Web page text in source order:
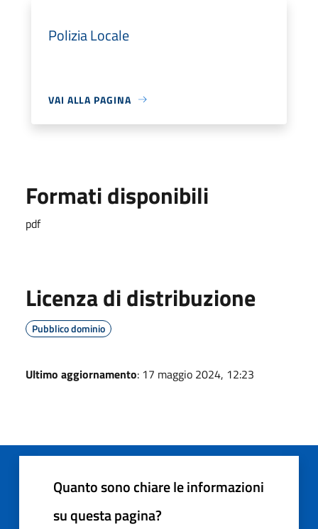
Polizia Locale
VAI ALLA PAGINA
Formati disponibili
pdf
Licenza di distribuzione
Pubblico dominio
Ultimo aggiornamento: 17 maggio 2024, 12:23
Quanto sono chiare le informazioni
su questa pagina?